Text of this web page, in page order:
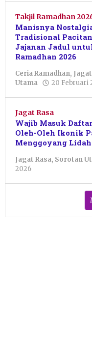
Agustrina
Ulandari
Takjil Ramadhan
Manisnya
Tradisional
Jajanan Jadul
Ramadhan 2026
Ceria Ramadhan,
Utama
20 Februari
Jagat Rasa
Wajib Masuk
Oleh-Oleh Ikonik
Menggoyang
Jagat Rasa, Sorotan
2026